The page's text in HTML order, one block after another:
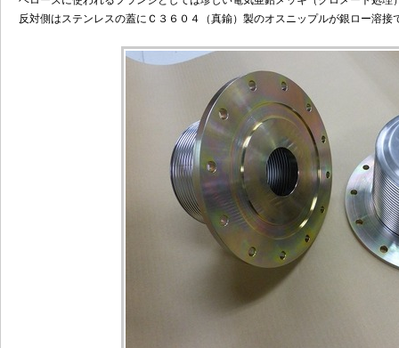
反対側はステンレスの蓋にＣ３６０４（真鍮）製のオスニップルが銀ロー溶